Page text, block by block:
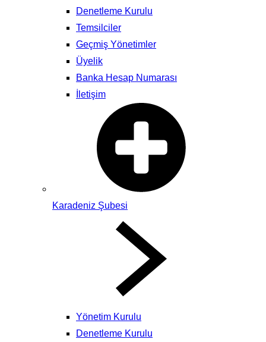
Denetleme Kurulu
Temsilciler
Geçmiş Yönetimler
Üyelik
Banka Hesap Numarası
İletişim
Karadeniz Şubesi
Yönetim Kurulu
Denetleme Kurulu